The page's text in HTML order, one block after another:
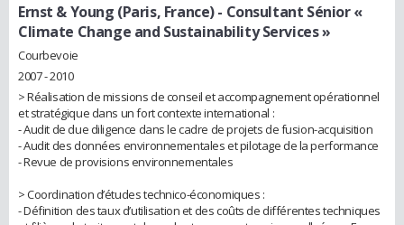
Ernst & Young (Paris, France)- Consultant Sénior «
Climate Change and Sustainability Services »
Courbevoie
2007 - 2010
> Réalisation de missions de conseil et accompagnement opérationnel
et stratégique dans un fort contexte international :
- Audit de due diligence dans le cadre de projets de fusion-acquisition
- Audit des données environnementales et pilotage de la performance
- Revue de provisions environnementales
> Coordination d’études technico-économiques :
- Définition des taux d’utilisation et des coûts de différentes techniques